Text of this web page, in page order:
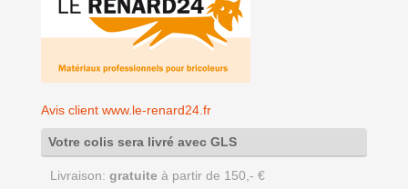
Avis client www.le-renard24.fr
Votre colis sera livré avec GLS
Livraison: gratuite à partir de 150,- €